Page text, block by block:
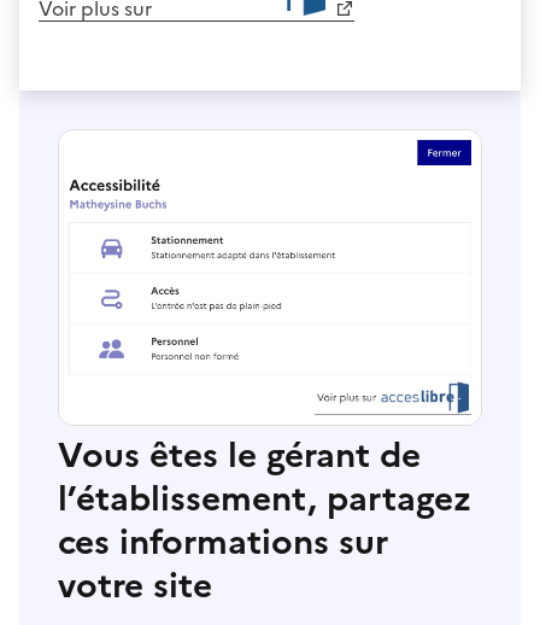
Voir plus sur
Vous êtes le gérant de
l’établissement, partagez
ces informations sur
votre site